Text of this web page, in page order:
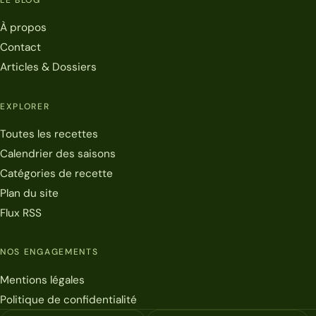
À propos
Contact
Articles & Dossiers
EXPLORER
Toutes les recettes
Calendrier des saisons
Catégories de recette
Plan du site
Flux RSS
NOS ENGAGEMENTS
Mentions légales
Politique de confidentialité